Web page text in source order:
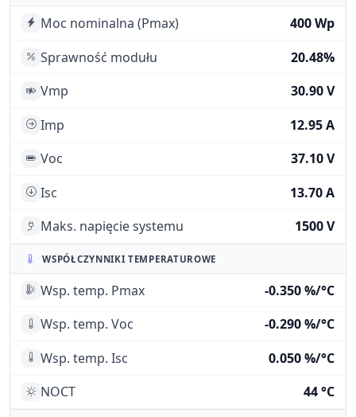
Moc nominalna (Pmax)
400 Wp
Sprawność modułu
20.48%
Vmp
30.90 V
Imp
12.95 A
Voc
37.10 V
Isc
13.70 A
Maks. napięcie systemu
1500 V
WSPÓŁCZYNNIKI TEMPERATUROWE
Wsp. temp. Pmax
-0.350 %/°C
Wsp. temp. Voc
-0.290 %/°C
Wsp. temp. Isc
0.050 %/°C
NOCT
44 °C